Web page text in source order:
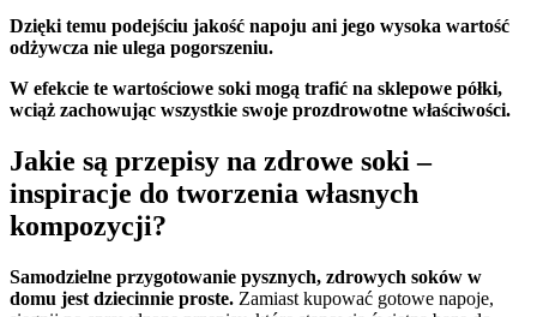
Dzięki temu podejściu jakość napoju ani jego wysoka wartość
odżywcza nie ulega pogorszeniu.
W efekcie te wartościowe soki mogą trafić na sklepowe półki,
wciąż zachowując wszystkie swoje prozdrowotne właściwości.
Jakie są przepisy na zdrowe soki –
inspiracje do tworzenia własnych
kompozycji?
Samodzielne przygotowanie pysznych, zdrowych soków w
domu jest dziecinnie proste. Zamiast kupować gotowe napoje,